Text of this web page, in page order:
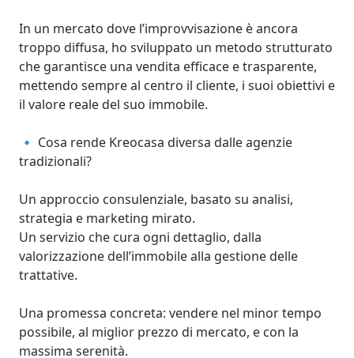
In un mercato dove l’improvvisazione è ancora
troppo diffusa, ho sviluppato un metodo strutturato
che garantisce una vendita efficace e trasparente,
mettendo sempre al centro il cliente, i suoi obiettivi e
il valore reale del suo immobile.
🔹 Cosa rende Kreocasa diversa dalle agenzie
tradizionali?
Un approccio consulenziale, basato su analisi,
strategia e marketing mirato.
Un servizio che cura ogni dettaglio, dalla
valorizzazione dell’immobile alla gestione delle
trattative.
Una promessa concreta: vendere nel minor tempo
possibile, al miglior prezzo di mercato, e con la
massima serenità.